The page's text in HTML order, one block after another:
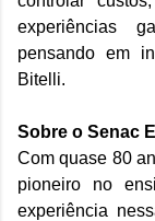
experiências
pensando em
Bitelli.
Sobre o Senac
Com quase 80
pioneiro no
experiência